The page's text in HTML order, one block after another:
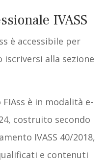
IVASS
è accessibile per
alla sezione
FIAss è in modalità e-
costruito secondo
IVASS 40/2018,
e contenuti